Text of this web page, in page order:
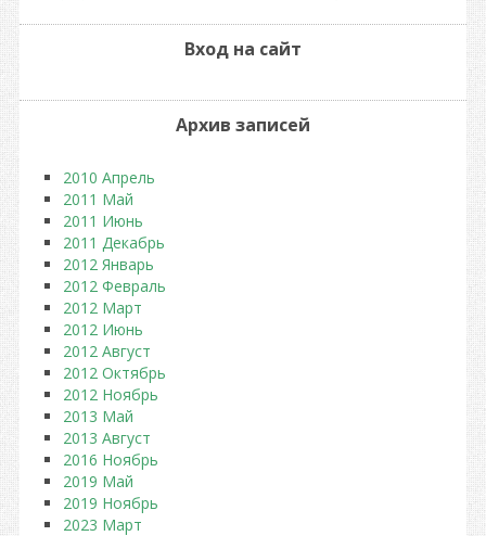
Вход на сайт
Архив записей
2010 Апрель
2011 Май
2011 Июнь
2011 Декабрь
2012 Январь
2012 Февраль
2012 Март
2012 Июнь
2012 Август
2012 Октябрь
2012 Ноябрь
2013 Май
2013 Август
2016 Ноябрь
2019 Май
2019 Ноябрь
2023 Март